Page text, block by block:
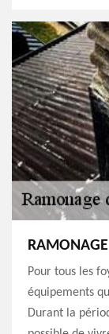
Pour tous les
équipements
Durant la